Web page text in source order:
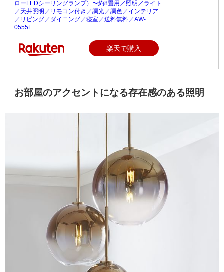
ローLEDシーリングランプ）〜約8畳用／照明／ライト
／天井照明／リモコン付き／調光／調色／インテリア
／リビング／ダイニング／寝室／送料無料／AW-
0555E
楽天で購入
お部屋のアクセントになる存在感のある照明